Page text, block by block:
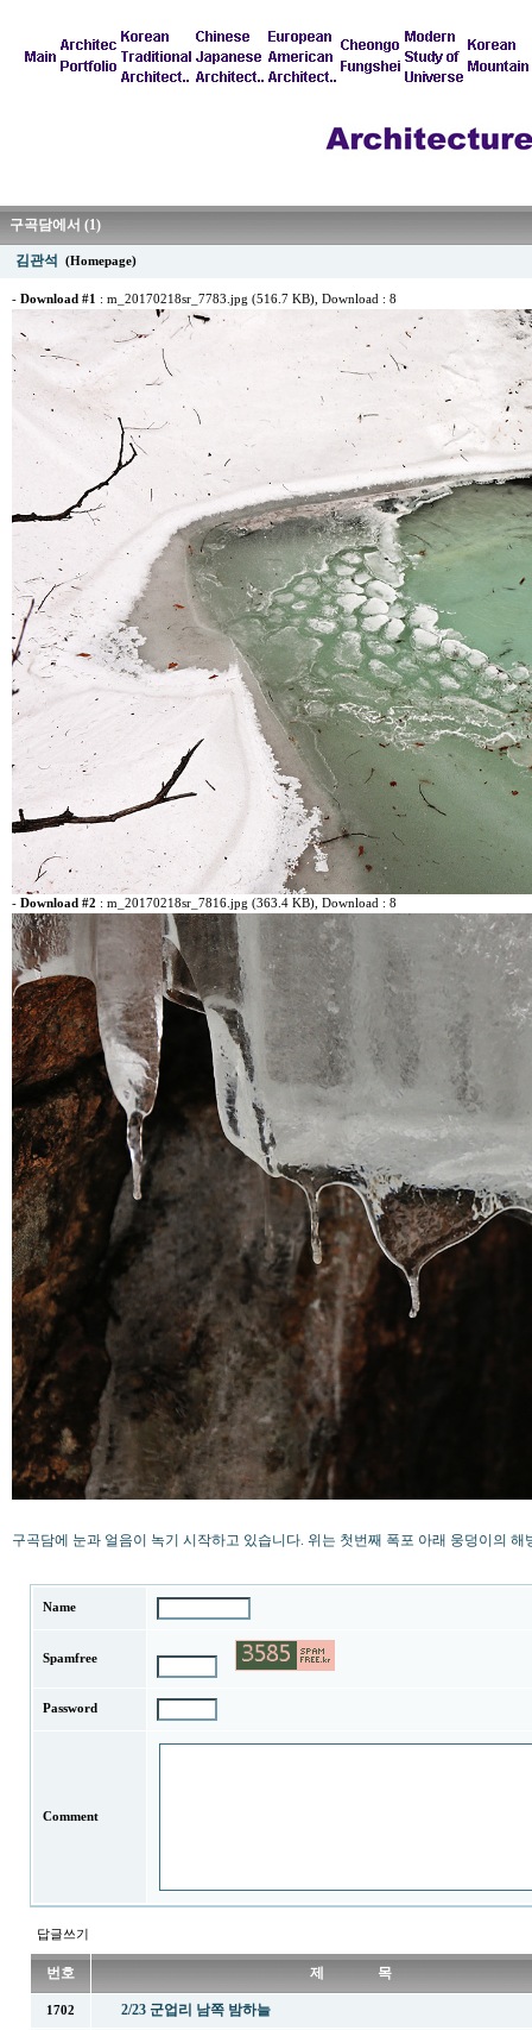
구곡담에서 (1)
김관석 (Homepage)
- Download #1 : m_20170218sr_7783.jpg (516.7 KB) , Download : 8
- Download #2 : m_20170218sr_7816.jpg (363.4 KB), Download : 8
구곡담에 눈과 얼음이 녹기 시작하고 있습니다. 위는 첫번째 폭포 아래 웅덩이의
Name
Spamfree
Password
Comment
답글쓰기
번호 제 목
1702 2/23 군업리 남쪽 밤하늘